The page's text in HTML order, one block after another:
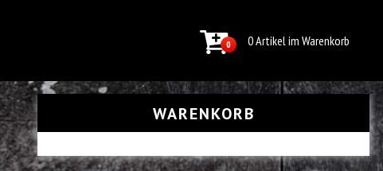
0 0 Artikel im Warenkorb
WARENKORB